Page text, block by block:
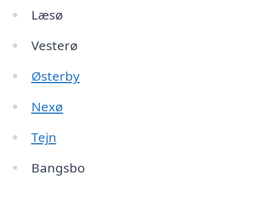
Læsø
Vesterø
Østerby
Nexø
Tejn
Bangsbo